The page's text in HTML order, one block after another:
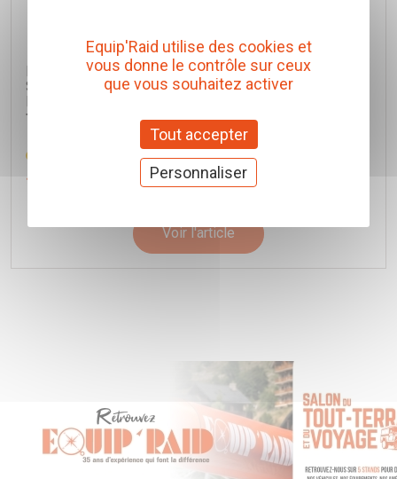
ECHAPPEMENT INOX : INTERMÉDIAIRE AVEC
SILENCIEUX SPORT + TUBE ARRIÈRE NISSAN NAVARA
Tecinox
1 064,00 € TTC (Prix pour 1 Kit)
Voir l'article
Equip'Raid utilise des cookies et
vous donne le contrôle sur ceux
que vous souhaitez activer
Tout accepter
Personnaliser